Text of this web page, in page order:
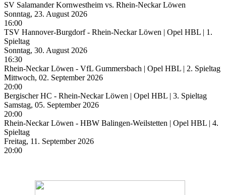
SV Salamander Kornwestheim vs. Rhein-Neckar Löwen
Sonntag, 23. August 2026
16:00
TSV Hannover-Burgdorf - Rhein-Neckar Löwen | Opel HBL | 1.
Spieltag
Sonntag, 30. August 2026
16:30
Rhein-Neckar Löwen - VfL Gummersbach | Opel HBL | 2. Spieltag
Mittwoch, 02. September 2026
20:00
Bergischer HC - Rhein-Neckar Löwen | Opel HBL | 3. Spieltag
Samstag, 05. September 2026
20:00
Rhein-Neckar Löwen - HBW Balingen-Weilstetten | Opel HBL | 4.
Spieltag
Freitag, 11. September 2026
20:00